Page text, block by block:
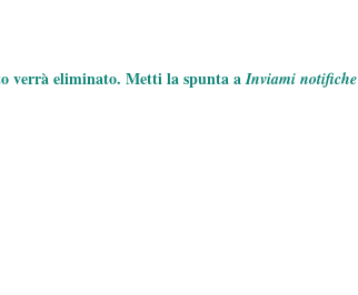
verrà eliminato. Metti la spunta aInviami notifiche